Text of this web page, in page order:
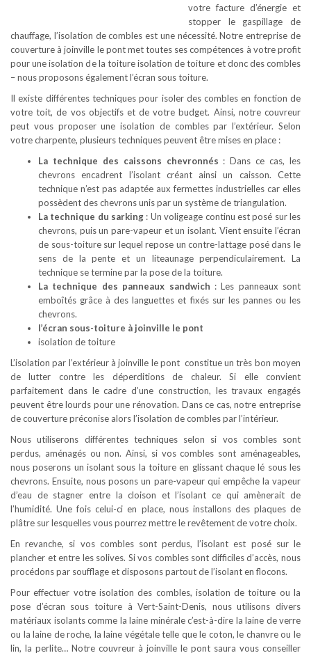
votre facture d’énergie et
stopper le gaspillage de
chauffage, l’isolation de combles est une nécessité. Notre entreprise de
couverture à joinville le pont met toutes ses compétences à votre profit
pour une isolation de la toiture isolation de toiture et donc des combles
– nous proposons également l’écran sous toiture.
Il existe différentes techniques pour isoler des combles en fonction de
votre toit, de vos objectifs et de votre budget. Ainsi, notre couvreur
peut vous proposer une isolation de combles par l’extérieur. Selon
votre charpente, plusieurs techniques peuvent être mises en place :
La technique des caissons chevronnés : Dans ce cas, les
chevrons encadrent l’isolant créant ainsi un caisson. Cette
technique n’est pas adaptée aux fermettes industrielles car elles
possèdent des chevrons unis par un système de triangulation.
La technique du sarking : Un voligeage continu est posé sur les
chevrons, puis un pare-vapeur et un isolant. Vient ensuite l’écran
de sous-toiture sur lequel repose un contre-lattage posé dans le
sens de la pente et un liteaunage perpendiculairement. La
technique se termine par la pose de la toiture.
La technique des panneaux sandwich : Les panneaux sont
emboîtés grâce à des languettes et fixés sur les pannes ou les
chevrons.
l’écran sous-toiture à joinville le pont
isolation de toiture
L’isolation par l’extérieur à joinville le pont constitue un très bon moyen
de lutter contre les déperditions de chaleur. Si elle convient
parfaitement dans le cadre d’une construction, les travaux engagés
peuvent être lourds pour une rénovation. Dans ce cas, notre entreprise
de couverture préconise alors l’isolation de combles par l’intérieur.
Nous utiliserons différentes techniques selon si vos combles sont
perdus, aménagés ou non. Ainsi, si vos combles sont aménageables,
nous poserons un isolant sous la toiture en glissant chaque lé sous les
chevrons. Ensuite, nous posons un pare-vapeur qui empêche la vapeur
d’eau de stagner entre la cloison et l’isolant ce qui amènerait de
l’humidité. Une fois celui-ci en place, nous installons des plaques de
plâtre sur lesquelles vous pourrez mettre le revêtement de votre choix.
En revanche, si vos combles sont perdus, l’isolant est posé sur le
plancher et entre les solives. Si vos combles sont difficiles d’accès, nous
procédons par soufflage et disposons partout de l’isolant en flocons.
Pour effectuer votre isolation des combles, isolation de toiture ou la
pose d’écran sous toiture à Vert-Saint-Denis, nous utilisons divers
matériaux isolants comme la laine minérale c’est-à-dire la laine de verre
ou la laine de roche, la laine végétale telle que le coton, le chanvre ou le
lin, la perlite… Notre couvreur à joinville le pont saura vous conseiller